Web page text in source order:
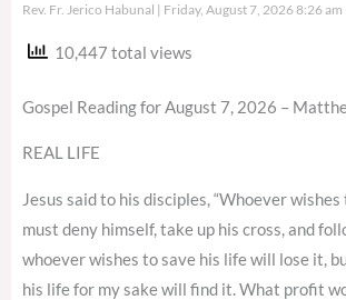
Rev. Fr. Jerico Habunal Friday, August 7, 2026 8:26 am
10,447 total views
Gospel Reading for August 7, 2026 –
REAL LIFE
Jesus said to his disciples, “Whoever
must deny himself, take up his cross, and
whoever wishes to save his life will lose it,
his life for my sake will find it. What profit